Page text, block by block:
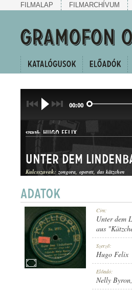
FILMALAP FILMARCHÍVUM
00:00
SZERZŐ: HUGO FELIX
OPERETTBETÉTDAL
1910 KÖRÜL
Unter dem
Kulcsszavak: zongora operett das kätzchen
Cím:
Unter dem
aus
Szerző:
Hugo Felix
Előadó:
Nelly Byron,